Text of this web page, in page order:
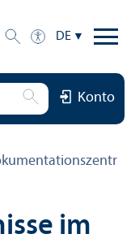
DE
Konto
im